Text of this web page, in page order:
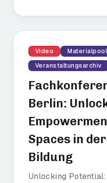
Video
Materialpool
Veranstaltungsarchiv
Berlin:
Spaces in
Bildung
Unlocking